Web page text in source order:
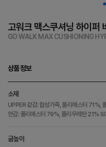
고워크 맥스쿠셔닝 하이퍼
GO WALK MAX CUSHIONING
상품정보
소재
UPPER 겉감: 합성가죽, 폴리에스터 71%,
안감: 폴리에스터 79%, 폴리우레탄 21%
굽높이